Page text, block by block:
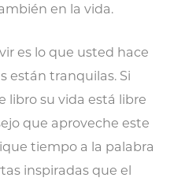
en la vida.
es lo que usted hace
están tranquilas. Si
libro su vida está libre
que aproveche este
tiempo a la palabra
inspiradas que el